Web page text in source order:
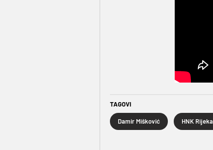
TAGOVI
Damir Mišković HNK Rijeka